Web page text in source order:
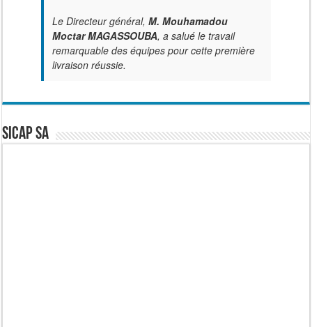
Le Directeur général, M. Mouhamadou
Moctar MAGASSOUBA, a salué le travail
remarquable des équipes pour cette première
livraison réussie.
SICAP SA